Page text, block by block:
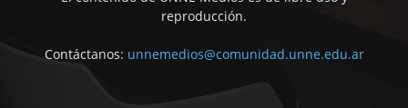
reproducción.
Contáctanos: unnemedios@comunidad.unne.edu.ar